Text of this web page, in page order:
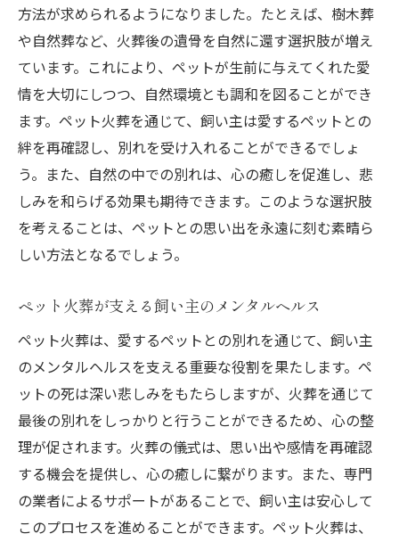
方法が求められるようになりました。たとえば、樹木葬
や自然葬など、火葬後の遺骨を自然に還す選択肢が増え
ています。これにより、ペットが生前に与えてくれた愛
情を大切にしつつ、自然環境とも調和を図ることができ
ます。ペット火葬を通じて、飼い主は愛するペットとの
絆を再確認し、別れを受け入れることができるでしょ
う。また、自然の中での別れは、心の癒しを促進し、悲
しみを和らげる効果も期待できます。このような選択肢
を考えることは、ペットとの思い出を永遠に刻む素晴ら
しい方法となるでしょう。
ペット火葬が支える飼い主のメンタルヘルス
ペット火葬は、愛するペットとの別れを通じて、飼い主
のメンタルヘルスを支える重要な役割を果たします。ペ
ットの死は深い悲しみをもたらしますが、火葬を通じて
最後の別れをしっかりと行うことができるため、心の整
理が促されます。火葬の儀式は、思い出や感情を再確認
する機会を提供し、心の癒しに繋がります。また、専門
の業者によるサポートがあることで、飼い主は安心して
このプロセスを進めることができます。ペット火葬は、